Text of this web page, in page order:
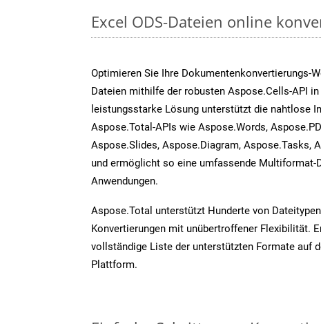
Excel ODS-Dateien online
Optimieren Sie Ihre Dokumentenkonvertierungs-
Dateien mithilfe der robusten Aspose.Cells-API
leistungsstarke Lösung unterstützt die nahtlose
Aspose.Total-APIs wie Aspose.Words,
Aspose.Slides, Aspose.Diagram, Aspose.Tasks,
und ermöglicht so eine umfassende Multiformat-
Anwendungen.
Aspose.Total unterstützt Hunderte von
Konvertierungen mit unübertroffener Flexibilität.
vollständige Liste der unterstützten Formate auf
Plattform.